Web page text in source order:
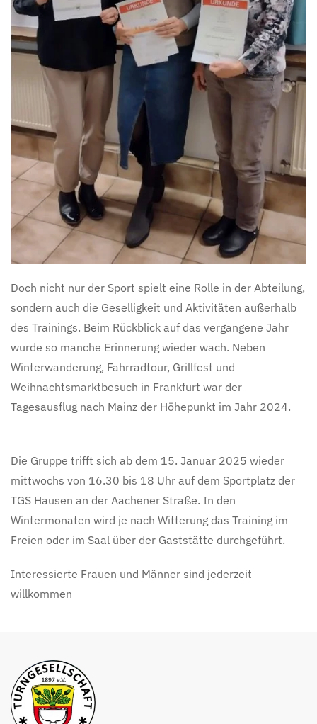
Doch nicht nur der Sport spielt eine Rolle in der Abteilung,
sondern auch die Geselligkeit und Aktivitäten außerhalb
des Trainings. Beim Rückblick auf das vergangene Jahr
wurde so manche Erinnerung wieder wach. Neben
Winterwanderung, Fahrradtour, Grillfest und
Weihnachtsmarktbesuch in Frankfurt war der
Tagesausflug nach Mainz der Höhepunkt im Jahr 2024.
Die Gruppe trifft sich ab dem 15. Januar 2025 wieder
mittwochs von 16.30 bis 18 Uhr auf dem Sportplatz der
TGS Hausen an der Aachener Straße. In den
Wintermonaten wird je nach Witterung das Training im
Freien oder im Saal über der Gaststätte durchgeführt.
Interessierte Frauen und Männer sind jederzeit
willkommen